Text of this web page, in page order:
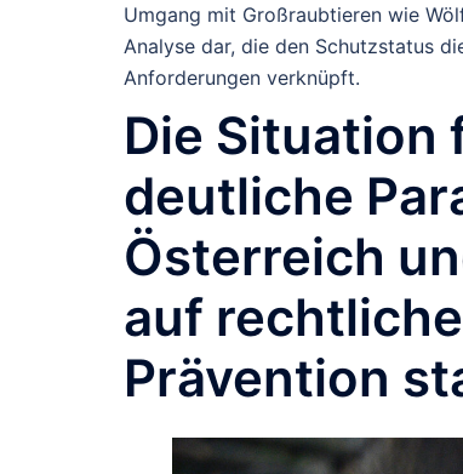
Umgang mit Großraubtieren wie
Analyse dar, die den Schutzstatus
Anforderungen verknüpft.
Die Situation
deutliche
Österreich
auf
Prävention